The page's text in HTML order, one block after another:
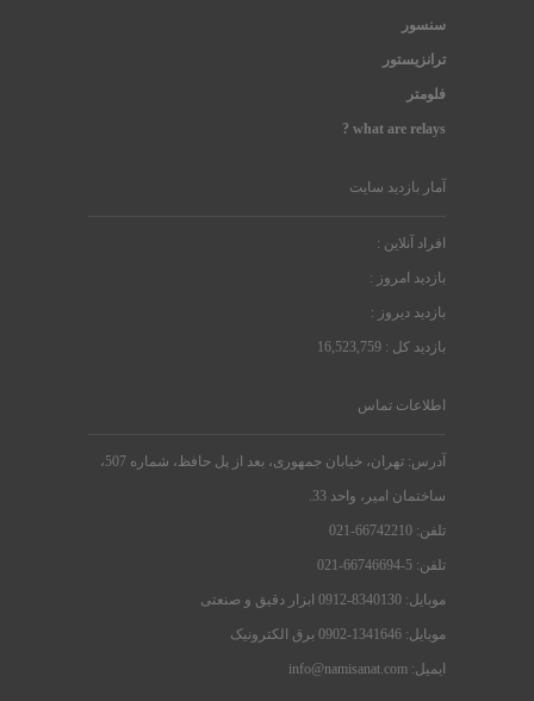
سنسور
ترانزیستور
فلومتر
what are relays ?
آمار بازدید سایت
افراد آنلاین :
بازدید امروز :
بازدید دیروز :
بازدید کل : 16,523,759
اطلاعات تماس
آدرس: تهران، خیابان جمهوری، بعد از پل حافظ، شماره 507،
ساختمان امیر، واحد 33.
تلفن: 66742210-021
تلفن: 5-66746694-021
موبایل: 8340130-0912 ابزار دقیق و صنعتی
موبایل: 1341646-0902 برق الکترونیک
ایمیل: info@namisanat.com